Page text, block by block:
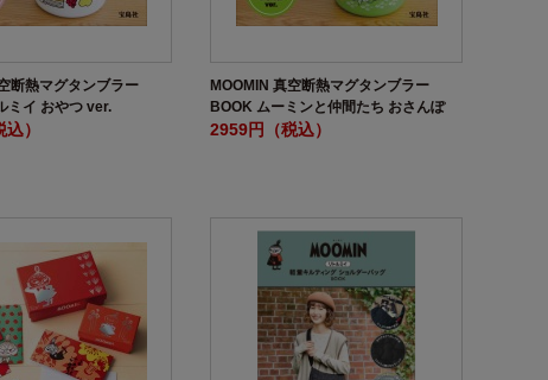
断熱マグタンブラー
ミイ おやつ ver.
）
MOOMIN 真空断熱マグタンブラー
BOOK ムーミンと仲間たち おさんぽ
ver.
2959円（税込）